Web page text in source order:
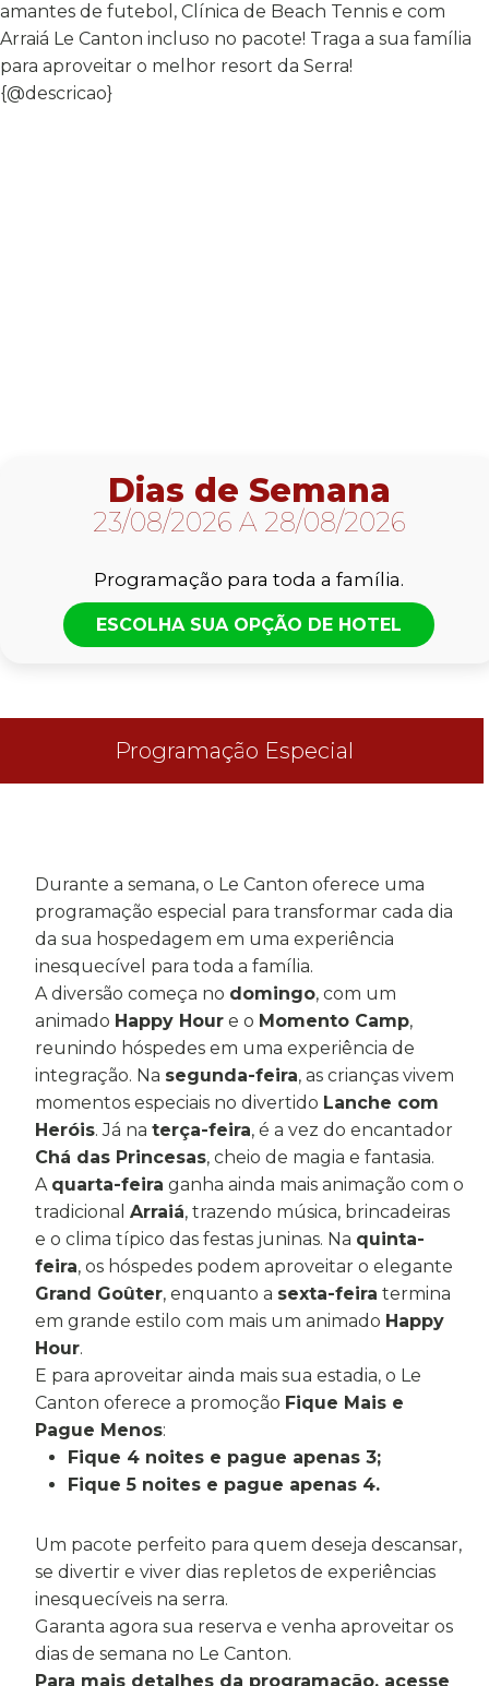
amantes de futebol, Clínica de Beach Tennis e com
Arraiá Le Canton incluso no pacote! Traga a sua família
para aproveitar o melhor resort da Serra!
{@descricao}
Dias de Semana
23/08/2026 A 28/08/2026
Programação para toda a família.
ESCOLHA SUA OPÇÃO DE HOTEL
Programação Especial
Durante a semana, o Le Canton oferece uma
programação especial para transformar cada dia
da sua hospedagem em uma experiência
inesquecível para toda a família.
A diversão começa no domingo, com um
animado Happy Houre o Momento Camp,
reunindo hóspedes em uma experiência de
integração. Na segunda-feira, as crianças vivem
momentos especiais no divertido Lanche com
Heróis. Já na terça-feira, é a vez do encantador
Chá das Princesas, cheio de magia e fantasia.
A quarta-feira ganha ainda mais animação com o
tradicional Arraiá, trazendo música, brincadeiras
e o clima típico das festas juninas. Na quinta-
feira, os hóspedes podem aproveitar o elegante
Grand Goûter, enquanto a sexta-feira termina
em grande estilo com mais um animado Happy
Hour.
E para aproveitar ainda mais sua estadia, o Le
Canton oferece a promoção Fique Mais e
Pague Menos:
Fique 4 noites e pague apenas 3;
Fique 5 noites e pague apenas 4.
Um pacote perfeito para quem deseja descansar,
se divertir e viver dias repletos de experiências
inesquecíveis na serra.
Garanta agora sua reserva e venha aproveitar os
dias de semana no Le Canton.
Para mais detalhes da programação, acesse